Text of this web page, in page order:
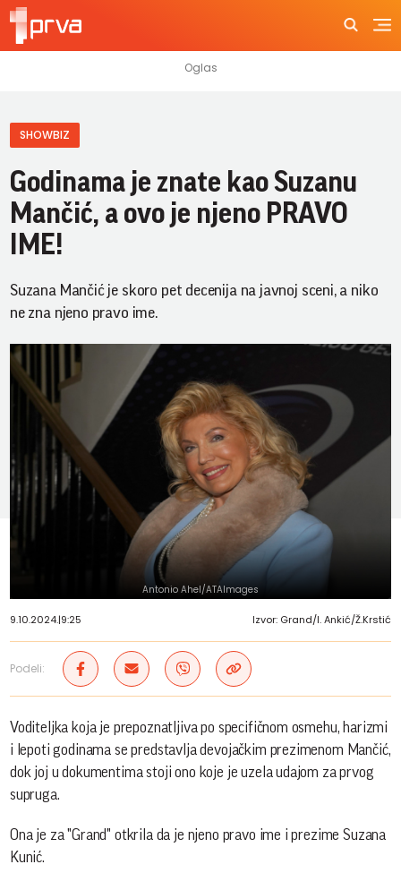
SHOWBIZ
Godinama je znate kao Suzanu
Mančić, a ovo je njeno PRAVO
IME!
Suzana Mančić je skoro pet decenija na javnoj sceni, a niko
ne zna njeno pravo ime.
Antonio Ahel/ATAImages
9.10.2024.|9:25 Izvor: Grand/I. Ankić/Ž.Krstić
Podeli:
Voditeljka koja je prepoznatljiva po specifičnom osmehu, harizmi
i lepoti godinama se predstavlja devojačkim prezimenom Mančić,
dok joj u dokumentima stoji ono koje je uzela udajom za prvog
supruga.
Ona je za "Grand" otkrila da je njeno pravo ime i prezime Suzana
Kunić.